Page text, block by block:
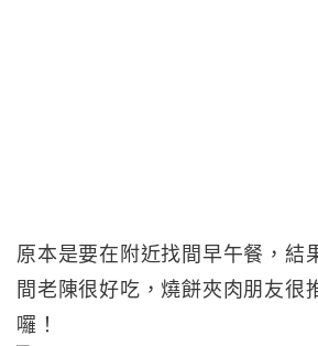
原本是要在附近找間早午餐，結
間老陳很好吃，燒餅夾肉朋友很
囉！